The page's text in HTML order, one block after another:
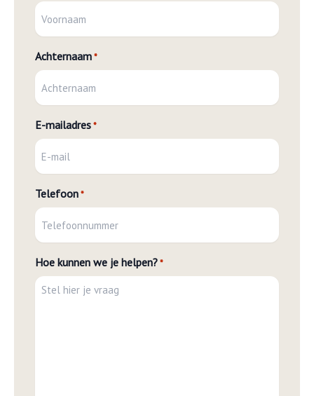
Achternaam*
E-mailadres*
Telefoon*
Hoe kunnen we je helpen?*